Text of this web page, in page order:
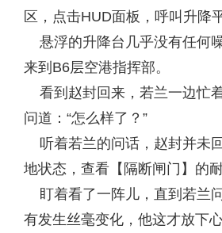
区，点击HUD面板，呼叫升降
悬浮的升降台几乎没有任何
来到B6层空港指挥部。
看到赵封回来，若兰一边忙
问道：“怎么样了？”
听着若兰的问话，赵封并未
地状态，查看【隔断闸门】的耐
盯着看了一阵儿，直到若兰
有发生丝毫变化，他这才放下心